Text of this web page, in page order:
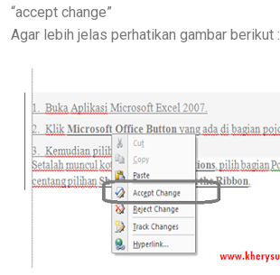
“accept change”
Agar lebih jelas perhatikan gambar berikut :